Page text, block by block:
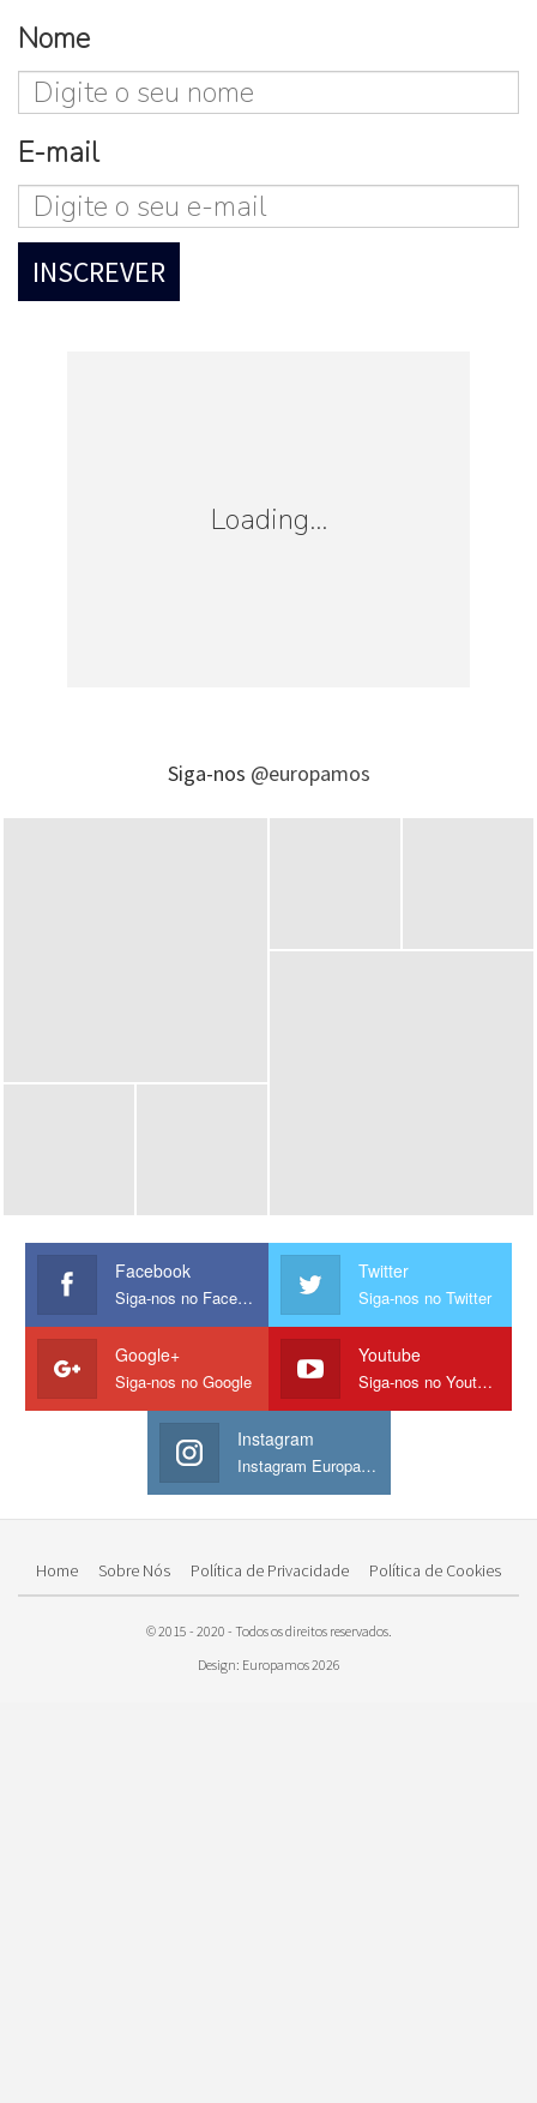
Nome
E-mail
Loading...
Siga-nos @europamos
Facebook
Siga-nos no Facebook
Twitter
Siga-nos no Twitter
Google+
Siga-nos no Google
Youtube
Siga-nos no Youtube
Instagram
Instagram Europamos
Home Sobre Nós Política de Privacidade Política de Cookies
© 2015 - 2020 - Todos os direitos reservados.
Design: Europamos 2026